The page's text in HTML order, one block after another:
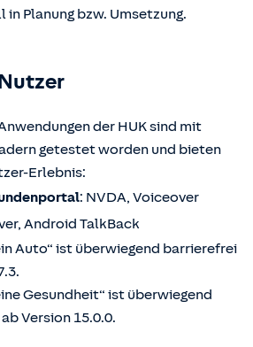
Planung bzw. Umsetzung.
der HUK sind mit
getestet worden und bieten
Erlebnis:
: NVDA, Voiceover
Android TalkBack
Auto“ ist überwiegend barrierefrei
Gesundheit“ ist überwiegend
Version 15.0.0.